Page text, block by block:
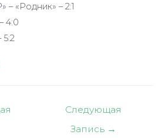
«Родник» – 2:1
4:0
5:2
Следующая
Запись →